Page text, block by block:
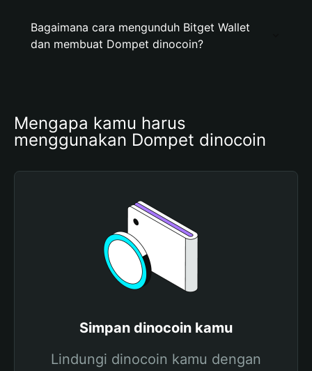
Bagaimana cara mengunduh Bitget Wallet
dan membuat Dompet dinocoin?
Mengapa kamu harus
menggunakan Dompet dinocoin
Simpan dinocoin kamu
Lindungi dinocoin kamu dengan